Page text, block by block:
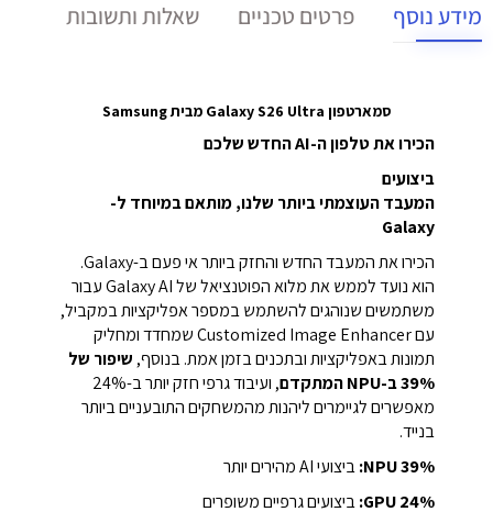
מידע נוסף פרטים טכניים שאלות ותשובות
סמארטפון Galaxy S26 Ultra מבית Samsung
הכירו את טלפון ה-AI החדש שלכם
ביצועים
המעבד העוצמתי ביותר שלנו, מותאם במיוחד ל-
Galaxy
הכירו את המעבד החדש והחזק ביותר אי פעם ב-Galaxy.
הוא נועד לממש את מלוא הפוטנציאל של Galaxy AI עבור
משתמשים שנוהגים להשתמש במספר אפליקציות במקביל,
עם Customized Image Enhancer שמחדד ומחליק
תמונות באפליקציות ובתכנים בזמן אמת. בנוסף, שיפור של
39% ב-NPU המתקדם
, ועיבוד גרפי חזק יותר ב-24%
מאפשרים לגיימרים ליהנות מהמשחקים התובעניים ביותר
בנייד.
NPU39%:
ביצועי AI מהירים יותר
GPU24%:
ביצועים גרפיים משופרים